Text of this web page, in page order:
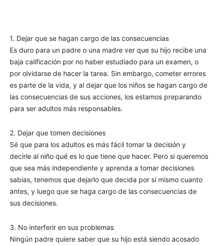
1. Dejar que se hagan cargo de las consecuencias
Es duro para un padre o una madre ver que su hijo recibe una
baja calificación por no haber estudiado para un examen, o
por olvidarse de hacer la tarea. Sin embargo, cometer errores
es parte de la vida, y al dejar que los niños se hagan cargo de
las consecuencias de sus acciones, los estamos preparando
para ser adultos más responsables.
2. Dejar que tomen decisiones
Sé que para los adultos es más fácil tomar la decisión y
decirle al niño qué es lo que tiene que hacer. Pero si queremos
que sea más independiente y aprenda a tomar decisiones
sabias, tenemos que dejarlo que decida por sí mismo cuanto
antes, y luego que se haga cargo de las consecuencias de
sus decisiones.
3. No interferir en sus problemas
Ningún padre quiere saber que su hijo está siendo acosado